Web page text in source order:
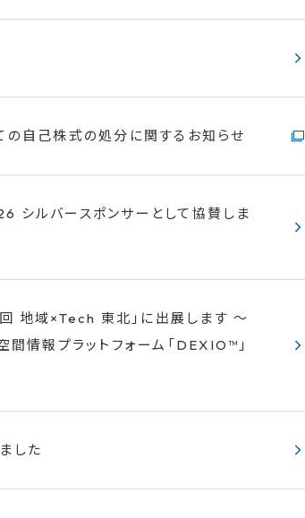
自己株式の処分に関するお知らせ
シルバースポンサーとして協賛しま
地域×Tech 東北」に出展します ～
情報プラットフォーム「DEXIO™」
した